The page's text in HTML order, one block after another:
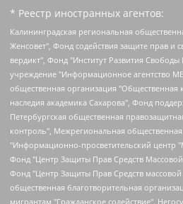
* Реестр иностранных агентов:
Калининградская региональная общественная организация "Экозащита!-Женсовет", Фонд содействия защите прав и свобод граждан "Общественный вердикт", Фонд "Институт Развития Свободы Информации", Частное учреждение "Информационное агентство МЕМО. РУ", Региональная общественная организация "Общественная комиссия по сохранению наследия академика Сахарова", Фонд поддержки свободы прессы, Санкт-Петербургская общественная правозащитная организация "Гражданский контроль", Межрегиональная общественная организация "Информационно-просветительский центр "Мемориал", Региональный Фонд "Центр Защиты Прав Средств Массовой Информации", с 05.12.2023 Фонд "Центр Защиты Прав Средств массовой информации", Региональная общественная благотворительная организация помощи беженцам и мигрантам "Гражданское содействие", Негосударственное образовательное учреждение дополнительного профессионального образования (повышение квалификации) специалистов "АКАДЕМИЯ ПО ПРАВАМ ЧЕЛОВЕКА", Свердловская региональная общественная организация "Сутяжник", Автономная некоммерческая организация "Центр независимых социологических исследований", Союз общественных объединений "Российский исследовательский центр по правам человека", Региональное общественное учреждение научно-информационный центр "МЕМОРИАЛ", Некоммерческая организация "Фонд защиты гласности", Автономная некоммерческая организация "Институт прав человека", Городская общественная организация "Екатеринбургское общество "МЕМОРИАЛ", Городская общественная организация "Рязанское историко-просветительское и правозащитное общество "Мемориал" (Рязанский Мемориал), Челябинский региональный орган общественной самодеятельности – женское общественное объединение "Женщины Евразии", Челябинский региональный орган общественной самодеятельности "Уральская правозащитная группа", Фонд содействия защите здоровья и социальной справедливости имени Андрея Рылькова, Автономная Некоммерческая Организация "Аналитический Центр Юрия Левады", Автономная некоммерческая организация социальной поддержки населения "Проект Апрель", Региональная общественная организация помощи женщинам и детям, находящимся в кризисной ситуации "Информационно-методический центр "Анна", Фонд содействия развитию массовых коммуникаций и правовому просвещению "Так-так-Так", Фонд содействия устойчивому развитию "Серебряная тайга", Свердловский региональный общественный фонд социальных проектов "Новое время", "Idel.Реалии", Кавказ.Реалии, Крым.Реалии, Телеканал Настоящее Время, Татаро-башкирская служба Радио Свобода (Azatliq Radiosi), Радио Свободная Европа/Радио Свобода (PCE/PC), "Сибирь.Реалии", "Фактограф", Благотворительный фонд помощи осужденным и их семьям, Автономная некоммерческая организация "Институт глобализации и социальных движений", Фонд "В защиту прав заключенных", Частное учреждение "Центр поддержки и содействия развитию средств массовой информации", Пензенский региональный общественный благотворительный фонд "Гражданский союз", "Север.Реалии", Некоммерческая организация Фонд "Правовая инициатива", Общество с ограниченной ответственностью "Радио Свободная Европа/Радио Свобода", Чешское информационное агентство "MEDIUM-ORIENT", Красноярская региональная общественная организация "Мы против СПИДа", Камалягин Денис Николаевич, Маркелов Сергей Евгеньевич, Пономарев Лев Александрович, Савицкая Людмила Алексеевна, Автономная некоммерческая организация "Центр по работе с проблемой насилия "НАСИЛИЮ.НЕТ", Межрегиональный профессиональный союз работников здравоохранения "Альянс врачей", Юридическое лицо, зарегистрированное в Латвийской Республике, SIA "Medusa Project" (регистрационный номер 40103797863, дата регистрации 10.06.2014), Некоммерческая организация "Фонд по борьбе с коррупцией", Автономная некоммерческая организация "Институт права и публичной политики", Баданин Роман Сергеевич, Гликин Максим Александрович, Железнова Мария Михайловна, Лукьянова Юлия Сергеевна, Маетная Елизавета Витальевна, Маняхин Петр Борисович, Чуракова Ольга Владимировна, Ярош Юлия Петровна, Юридическое лицо "The Insider SIA", зарегистрированное в Риге, Латвийская Республика (дата регистрации 26.06.2015), являющееся администратором доменного имени интернет-издания "The Insider SIA", https://theins.ru, Постернак Алексей Евгеньевич, Рубин Михаил Аркадьевич, Анин Роман Александрович, Юридическое лицо Istories fonds, зарегистрированное в Латвийской Республике (регистрационный номер 50008295751, дата регистрации 24.02.2020), Великовский Дмитрий Александрович, Долинина Ирина Николаевна, Мароховская Алеся Алексеевна, Шлейнов Роман Юрьевич, Шмагун Олеся Валентиновна, Общество с ограниченной ответственностью "Альтаир 2021", Общество с ограниченной ответственностью "Вега 2021", Общество с ограниченной ответственностью "Главный редактор 2021", Общество с ограниченной ответственностью "Ромашки монолит", Важенков Артем Валерьевич, Ивановская областная общественная организация "Центр гендерных исследований", Гурман Юрий Альбертович, Медиапроект "ОВД-Инфо", Егоров Владимир Владимирович, Жилинский Владимир Александрович, Общество с ограниченной ответственностью "ЗП", Иванова София Юрьевна, Карезина Инна Павловна, Кильтау Екатерина Викторовна, Петров Алексей Викторович, Пискунов Сергей Евгеньевич, Смирнов Сергей Сергеевич, Тихонов Михаил Сергеевич, Общество с ограниченной ответственностью "ЖУРНАЛИСТ-ИНОСТРАННЫЙ АГЕНТ", Арапова Галина Юрьевна, Вольтская Татьяна Анатольевна, Американская компания "Mason G.E.S. Anonymous Foundation" (США), являющаяся владельцем интернет-издания https://mnews.world/, Компания "Stichting Bellingcat", зарегистрированная в Нидерландах (дата регистрации 11.07.2018), Захаров Андрей Вячеславович, Клепиковская Екатерина Дмитриевна, Общество с ограниченной ответственностью "МЕМО", Перл Роман Александрович, Симонов Евгений Алексеевич, Соловьева Елена Анатольевна, Сотников Даниил Владимирович, Сурначева Елизавета Дмитриевна, Автономная некоммерческая организация по защите прав человека и информированию населения